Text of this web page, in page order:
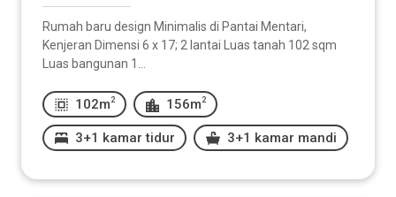
Rumah baru design Minimalis di Pantai Mentari,
Kenjeran Dimensi 6 x 17; 2 lantai Luas tanah 102 sqm
Luas bangunan 1...
102m 2 156m 2
3+1 kamar tidur 3+1 kamar mandi